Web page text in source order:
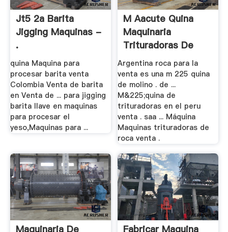
Jt5 2a Barita
Jigging Maquinas -
.
quina Maquina para
procesar barita venta
Colombia Venta de barita
en Venta de ... para jigging
barita llave en maquinas
para procesar el
yeso,Maquinas para ...
M Aacute Quina
Maquinaria
Trituradoras De
Roca .
Argentina roca para la
venta es una m 225 quina
de molino . de ...
M&225;quina de
trituradoras en el peru
venta . saa ... Máquina
Maquinas trituradoras de
roca venta .
Maquinaria De
Fabricar Maquina